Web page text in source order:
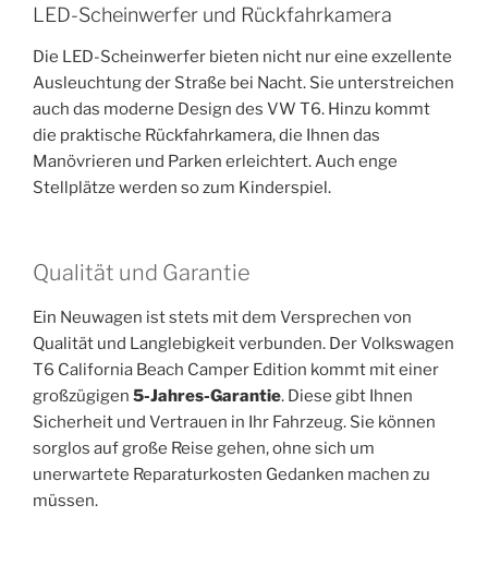
LED-Scheinwerfer und Rückfahrkamera
Die LED-Scheinwerfer bieten nicht nur eine exzellente
Ausleuchtung der Straße bei Nacht. Sie unterstreichen
auch das moderne Design des VW T6. Hinzu kommt
die praktische Rückfahrkamera, die Ihnen das
Manövrieren und Parken erleichtert. Auch enge
Stellplätze werden so zum Kinderspiel.
Qualität und Garantie
Ein Neuwagen ist stets mit dem Versprechen von
Qualität und Langlebigkeit verbunden. Der Volkswagen
T6 California Beach Camper Edition kommt mit einer
großzügigen 5-Jahres-Garantie. Diese gibt Ihnen
Sicherheit und Vertrauen in Ihr Fahrzeug. Sie können
sorglos auf große Reise gehen, ohne sich um
unerwartete Reparaturkosten Gedanken machen zu
müssen.